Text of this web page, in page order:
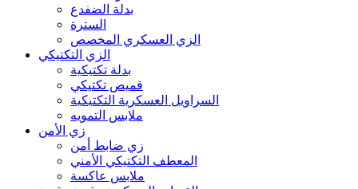
بدلة الضفدع
السترة
الزي العسكري المخصص
الزي التكتيكي
بدلة تكتيكية
قميص تكتيكي
السراويل العسكرية التكتيكية
ملابس التمويه
زي الأمن
زي ضابط أمن
المعطف التكتيكي الأمني
ملابس عاكسة